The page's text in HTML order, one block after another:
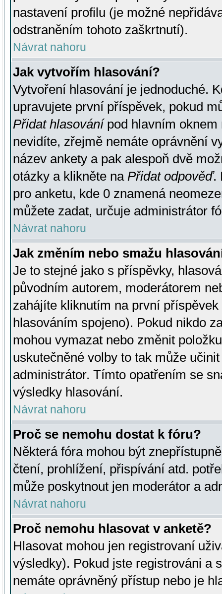
nastavení profilu (je možné
odstraněním tohoto zaškrtnutí).
Návrat nahoru
Jak vytvořím hlasování?
Vytvoření hlasování je jednoduché.
upravujete první příspěvek, pokud
Přidat hlasovánípod hlavním oknem
nevidíte, zřejmě nemáte oprávnění
název ankety a pak alespoň dvě
otázky a klikněte na Přidat odpověď.
pro anketu, kde 0 znamená
můžete zadat, určuje administrátor
Návrat nahoru
Jak změním nebo smažu
Je to stejné jako s příspěvky,
původním autorem, moderátorem
zahájíte kliknutím na první
hlasováním spojeno). Pokud nikdo
mohou vymazat nebo změnit
uskutečněné volby to tak může
administrátor. Tímto opatřením se
výsledky hlasování.
Návrat nahoru
Proč se nemohu dostat k fóru?
Některá fóra mohou být
čtení, prohlížení, přispívání atd.
může poskytnout jen moderátor a
Návrat nahoru
Proč nemohu hlasovat v anketě?
Hlasovat mohou jen registrovaní
výsledky). Pokud jste registrováni a
nemáte oprávněný přístup nebo je